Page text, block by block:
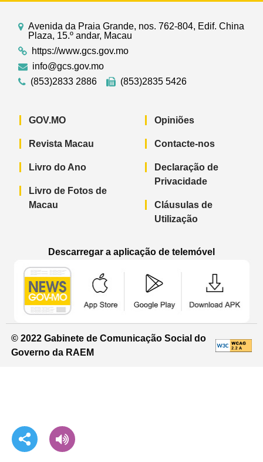
Avenida da Praia Grande, nos. 762-804, Edif. China
Plaza, 15.º andar, Macau
https://www.gcs.gov.mo
info@gcs.gov.mo
(853)2833 2886
(853)2835 5426
GOV.MO
Revista Macau
Livro do Ano
Livro de Fotos de
Macau
Opiniões
Contacte-nos
Declaração de
Privacidade
Cláusulas de
Utilização
Descarregar a aplicação de telemóvel
© 2022 Gabinete de Comunicação Social do
Governo da RAEM